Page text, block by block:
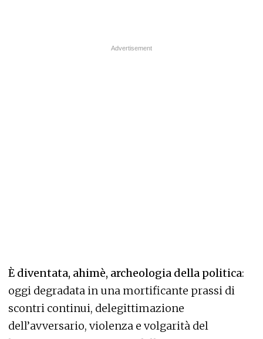
È diventata, ahimè, archeologia della politica:
oggi degradata in una mortificante prassi di
scontri continui, delegittimazione
dell’avversario, violenza e volgarità del